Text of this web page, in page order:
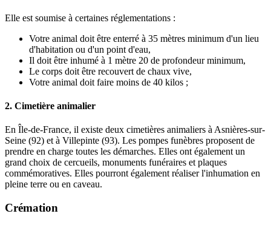
Elle est soumise à certaines réglementations :
Votre animal doit être enterré à 35 mètres minimum d'un lieu
d'habitation ou d'un point d'eau,
Il doit être inhumé à 1 mètre 20 de profondeur minimum,
Le corps doit être recouvert de chaux vive,
Votre animal doit faire moins de 40 kilos ;
2. Cimetière animalier
En Île-de-France, il existe deux cimetières animaliers à Asnières-sur-
Seine (92) et à Villepinte (93). Les pompes funèbres proposent de
prendre en charge toutes les démarches. Elles ont également un
grand choix de cercueils, monuments funéraires et plaques
commémoratives. Elles pourront également réaliser l'inhumation en
pleine terre ou en caveau.
Crémation